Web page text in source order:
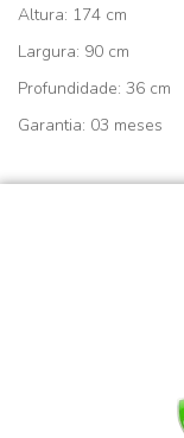
Altura: 174 cm
Largura: 90 cm
Profundidade: 36 cm
Garantia: 03 meses